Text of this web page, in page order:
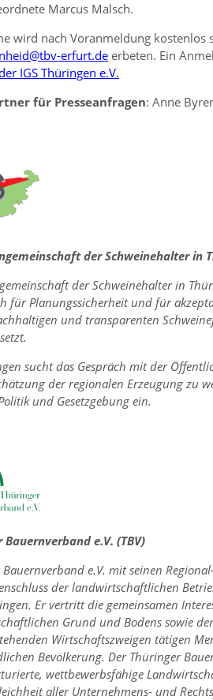
Marcus Malsch.
wird nach Voranmeldung
erfurt.de erbeten. Ein
IGS Thüringen e.V.
für Presseanfragen: Anne
der Schweinehalter in
der Schweinehalter in
für Planungssicherheit und für
und transparenten
sucht das Gespräch mit der
der regionalen Erzeugung zu
und Gesetzgebung ein.
Bauernverband e.V. (TBV)
e.V. mit seinen
der landwirtschaftlichen
Er vertritt die gemeinsamen
Grund und Bodens sowie
Wirtschaftszweigen tätigen
Bevölkerung. Der Thüringer
wettbewerbsfähige
aller Unternehmens- und